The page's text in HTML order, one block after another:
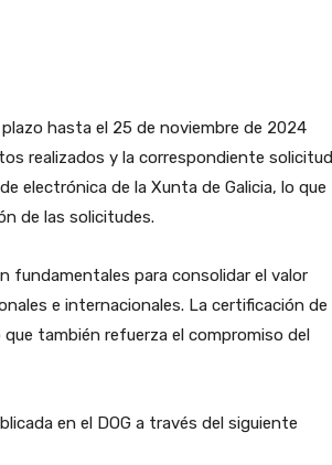
hasta el 25 de noviembre de 2024
realizados y la correspondiente solicitud
electrónica de la Xunta de Galicia, lo que
de las solicitudes.
fundamentales para consolidar el valor
e internacionales. La certificación de
también refuerza el compromiso del
en el DOG a través del siguiente